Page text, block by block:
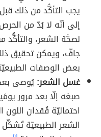
يجب التأكُّد من ذلك
إلى أنّه لا بُدّ من
لصحَّة الشعر، والتأكُّد
جافّ، ويمكن تحقيق
بعض الوصفات
غسل الشعر:يُوصى
صبغه إلّا بعد مرور
احتماليّة فُقدان
الشعر الطبيعيّة